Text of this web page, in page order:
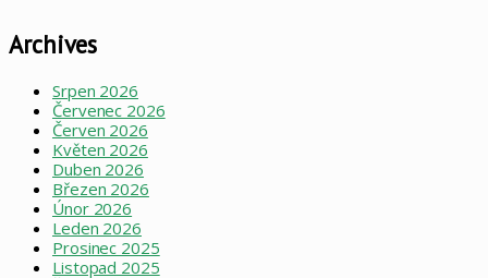
Archives
Srpen 2026
Červenec 2026
Červen 2026
Květen 2026
Duben 2026
Březen 2026
Únor 2026
Leden 2026
Prosinec 2025
Listopad 2025